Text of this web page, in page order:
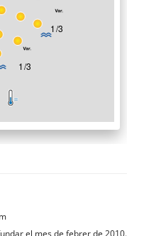
el mes de febrer de 2010.